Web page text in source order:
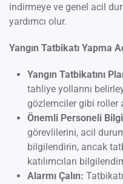
indirmeye ve genel acil
yardımcı olur.
Yangın Tatbikatı Yapma
Yangın Tatbikatını
tahliye yollarını
gözlemciler gibi roller
Önemli Personeli
görevlilerini, acil
bilgilendirin, ancak
katılımcıları
Alarmı Çalın: